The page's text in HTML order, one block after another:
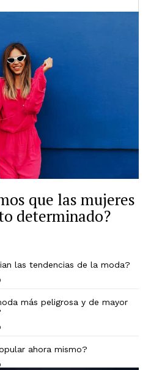
que las mujeres
determinado?
las tendencias de la moda?
más peligrosa y de mayor
ahora mismo?